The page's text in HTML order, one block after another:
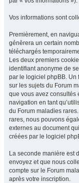
Vos informations sont
Premièrement, en
génèrera un certain
téléchargés
Les deux premiers
identifiant anonyme de
par le logiciel phpBB. Un
sur les sujets du Forum
que vous avez consultés
navigation en tant
du Forum maladies
rares, nous pouvons
externes au document
créées par le logiciel
La seconde manière est
envoyez et que nous
compte sur le Forum
après votre inscription.